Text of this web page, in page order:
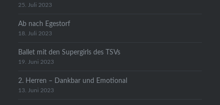
25. Juli 2023
Ab nach Egestorf
18. Juli 2023
Ballet mit den Supergirls des TSVs
19. Juni 2023
2. Herren – Dankbar und Emotional
13. Juni 2023